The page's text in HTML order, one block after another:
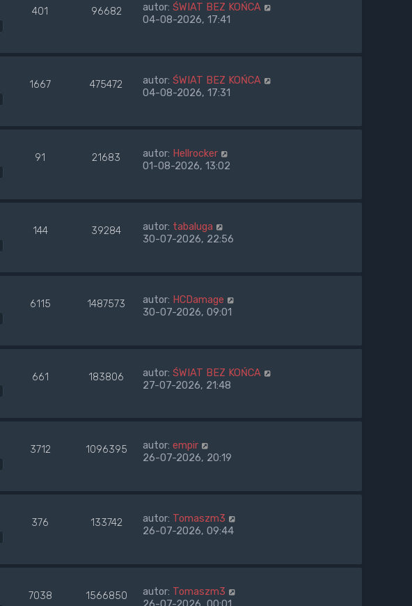
401 96682 autor: ŚWIAT BEZ KOŃCA
04-08-2026, 17:41
1667 475472 autor: ŚWIAT BEZ KOŃCA
04-08-2026, 17:31
91 21683 autor: Hellrocker
01-08-2026, 13:02
144 39284 autor: tabaluga
30-07-2026, 22:56
6115 1487573 autor: HCDamage
30-07-2026, 09:01
661 183806 autor: ŚWIAT BEZ KOŃCA
27-07-2026, 21:48
3712 1096395 autor: empir
26-07-2026, 20:19
376 133742 autor: Tomaszm3
26-07-2026, 09:44
7038 1566850 autor: Tomaszm3